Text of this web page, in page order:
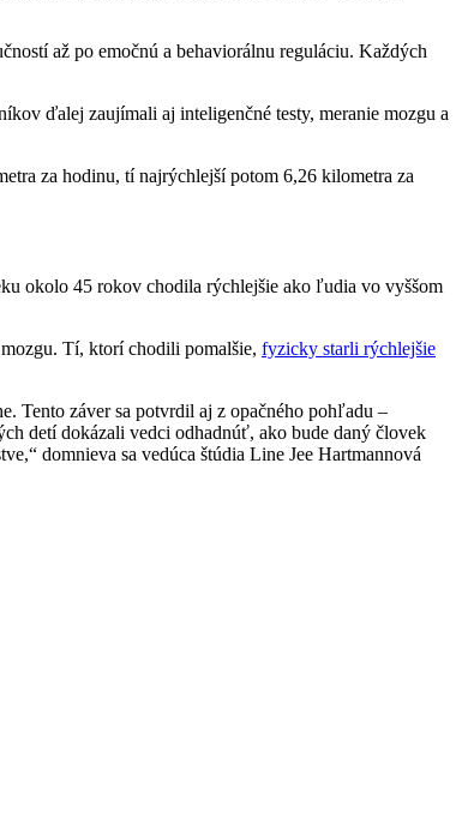
až po emočnú a behaviorálnu reguláciu. Každých
ďalej zaujímali aj inteligenčné testy, meranie mozgu a
za hodinu, tí najrýchlejší potom 6,26 kilometra za
okolo 45 rokov chodila rýchlejšie ako ľudia vo vyššom
Tí, ktorí chodili pomalšie, fyzicky starli rýchlejšie
Tento záver sa potvrdil aj z opačného pohľadu –
detí dokázali vedci odhadnúť, ako bude daný človek
domnieva sa vedúca štúdia Line Jee Hartmannová